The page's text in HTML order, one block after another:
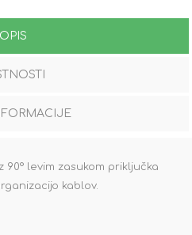
OPIS
90° levim zasukom priključka
kablov.